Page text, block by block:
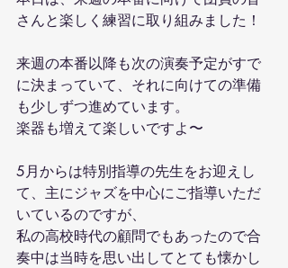
さんと楽しく練習に取り組みました！
来週の本番以降も次の演奏予定がすで
に決まっていて、それに向けての準備
も少しずつ進めています。
楽器も増えて楽しいですよ〜
5月からは特別指導の先生をお迎えし
て、主にジャズを中心にご指導いただ
いているのですが、
私の高校時代の顧問でもあったので合
奏中は当時を思い出してとても懐かし